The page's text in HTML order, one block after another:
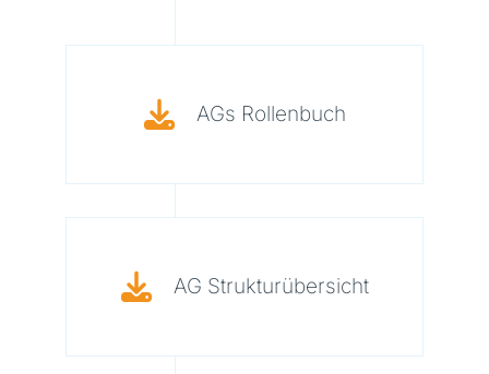
AGs Rollenbuch
AG Strukturübersicht